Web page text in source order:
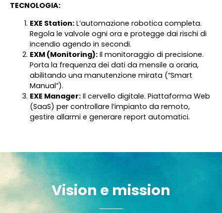
TECNOLOGIA:
EXE Station: L’automazione robotica completa.
Regola le valvole ogni ora e protegge dai rischi di
incendio agendo in secondi.
EXM (Monitoring): Il monitoraggio di precisione.
Porta la frequenza dei dati da mensile a oraria,
abilitando una manutenzione mirata (“Smart
Manual”).
EXE Manager: Il cervello digitale. Piattaforma Web
(SaaS) per controllare l’impianto da remoto,
gestire allarmi e generare report automatici.
Vision e mission